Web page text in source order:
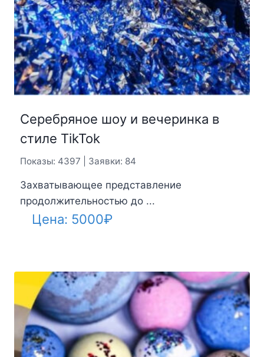
Серебряное шоу и вечеринка в
стиле TikTok
Показы: 4397 | Заявки: 84
Захватывающее представление
продолжительностью до ...
Цена: 5000₽